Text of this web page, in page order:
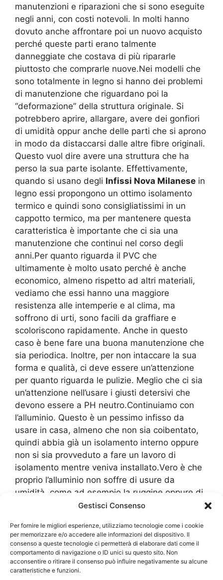
Gestisci Consenso
Per fornire le migliori esperienze, utilizziamo tecnologie come i cookie
per memorizzare e/o accedere alle informazioni del dispositivo. Il
consenso a queste tecnologie ci permetterà di elaborare dati come il
comportamento di navigazione o ID unici su questo sito. Non
acconsentire o ritirare il consenso può influire negativamente su alcune
caratteristiche e funzioni.
manutenzioni e riparazioni che si sono eseguite
negli anni, con costi notevoli. In molti hanno
dovuto anche affrontare poi un nuovo acquisto
perché queste parti erano talmente
danneggiate che costava di più ripararle
piuttosto che comprarle nuove.Nei modelli che
sono totalmente in legno si hanno dei problemi
di manutenzione che riguardano poi la
“deformazione” della struttura originale. Si
potrebbero aprire, allargare, avere dei gonfiori
di umidità oppur anche delle parti che si aprono
in modo da distaccarsi dalle altre fibre originali.
Questo vuol dire avere una struttura che ha
perso la sua parte isolante. Effettivamente,
quando si usano degli Infissi Nova Milanese in
legno essi propongono un ottimo isolamento
termico e quindi sono consigliatissimi in un
cappotto termico, ma per mantenere questa
caratteristica è importante che ci sia una
manutenzione che continui nel corso degli
anni.Per quanto riguarda il PVC che
ultimamente è molto usato perché è anche
economico, almeno rispetto ad altri materiali,
vediamo che essi hanno una maggiore
resistenza alle intemperie e al clima, ma
soffrono di urti, sono facili da graffiare e
scoloriscono rapidamente. Anche in questo
caso è bene fare una buona manutenzione che
sia periodica. Inoltre, per non intaccare la sua
forma e qualità, ci deve essere un’attenzione
per quanto riguarda le pulizie. Meglio che ci sia
un’attenzione nell’usare i giusti detersivi che
devono essere a PH neutro.Continuiamo con
l’alluminio. Questo è un pessimo infisso da
usare in casa, almeno che non sia coibentato,
quindi abbia già un isolamento interno oppure
non si sia provveduto a fare un lavoro di
isolamento mentre veniva installato.Vero è che
proprio l’alluminio non soffre di usure da
umidità, come ad esempio la ruggine oppure di
ossidazione, ma è importante che ci sia
che non sviluppi la condensa. L’alluminio
potrebbe facilmente creare un ponte termico e
quindi abbassare le temperature in casa in
brevissimo tempo.Questo vuol dire che tutti i